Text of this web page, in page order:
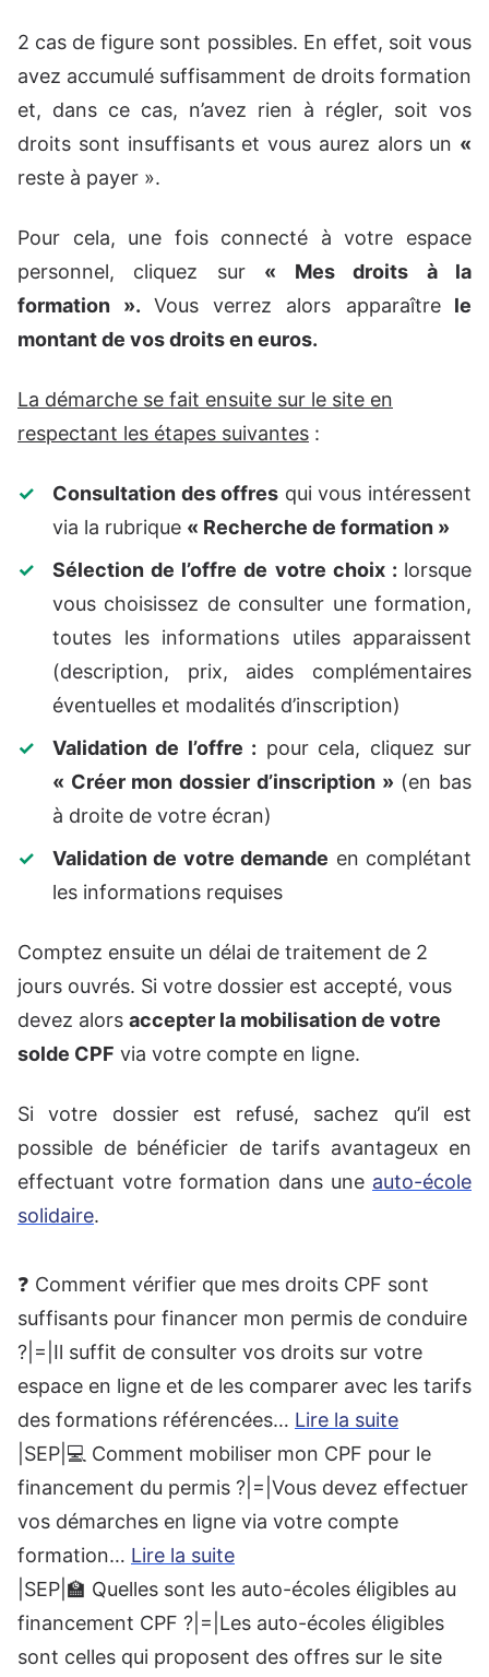
2 cas de figure sont possibles. En effet, soit vous
avez accumulé suffisamment de droits formation
et, dans ce cas, n’avez rien à régler, soit vos
droits sont insuffisants et vous aurez alors un «
reste à payer ».
Pour cela, une fois connecté à votre espace
personnel, cliquez sur « Mes droits à la
formation ». Vous verrez alors apparaîtrele
montant de vos droits en euros.
La démarche se fait ensuite sur le site en
respectant les étapes suivantes :
Consultation des offres qui vous intéressent
via la rubrique « Recherche de formation »
Sélection de l’offre de votre choix : lorsque
vous choisissez de consulter une formation,
toutes les informations utiles apparaissent
(description, prix, aides complémentaires
éventuelles et modalités d’inscription)
Validation de l’offre : pour cela, cliquez sur
« Créer mon dossier d’inscription » (en bas
à droite de votre écran)
Validation de votre demande en complétant
les informations requises
Comptez ensuite un délai de traitement de 2
jours ouvrés. Si votre dossier est accepté, vous
devez alors accepter la mobilisation de votre
solde CPF via votre compte en ligne.
Si votre dossier est refusé, sachez qu’il est
possible de bénéficier de tarifs avantageux en
effectuant votre formation dans une auto-école
solidaire.
❓ Comment vérifier que mes droits CPF sont
suffisants pour financer mon permis de conduire
?|=|Il suffit de consulter vos droits sur votre
espace en ligne et de les comparer avec les tarifs
des formations référencées… Lire la suite
|SEP|💻 Comment mobiliser mon CPF pour le
financement du permis ?|=|Vous devez effectuer
vos démarches en ligne via votre compte
formation… Lire la suite
|SEP|🏫 Quelles sont les auto-écoles éligibles au
financement CPF ?|=|Les auto-écoles éligibles
sont celles qui proposent des offres sur le site